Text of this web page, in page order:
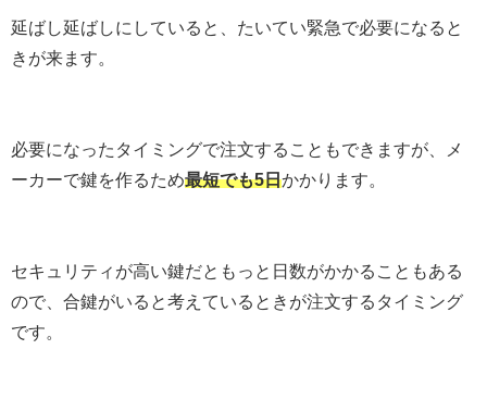
延ばし延ばしにしていると、たいてい緊急で必要になると
きが来ます。
必要になったタイミングで注文することもできますが、メ
ーカーで鍵を作るため最短でも5日かかります。
セキュリティが高い鍵だともっと日数がかかることもある
ので、合鍵がいると考えているときが注文するタイミング
です。